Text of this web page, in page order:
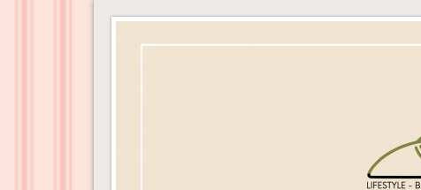
Dress-ing – Blog